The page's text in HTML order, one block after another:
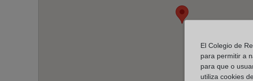
El Colegio de
para permitir a
para que o
utiliza cookies